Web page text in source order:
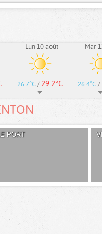
Lun 10 août
26.7°C / 29.2°C
Mar
26.4°C /
PORT